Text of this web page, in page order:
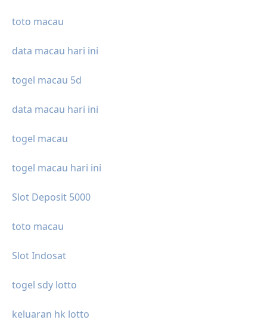
toto macau
data macau hari ini
togel macau 5d
data macau hari ini
togel macau
togel macau hari ini
Slot Deposit 5000
toto macau
Slot Indosat
togel sdy lotto
keluaran hk lotto